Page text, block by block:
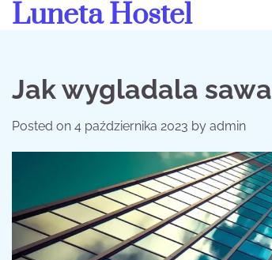
SkipLuneta Hostel
Jak wygladala sawa
Posted on 4 października 2023 by admin